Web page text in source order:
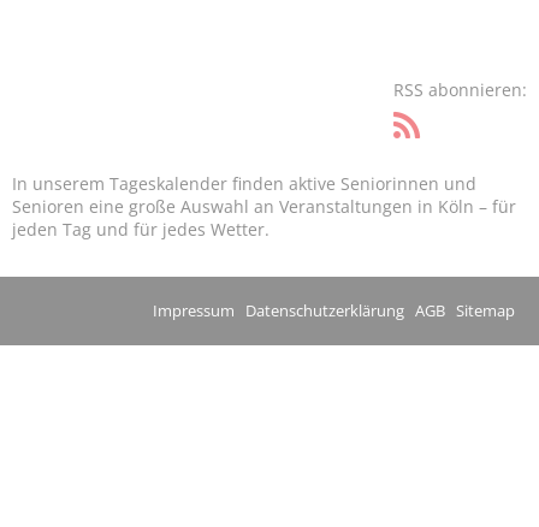
RSS abonnieren:
In unserem Tageskalender finden aktive Seniorinnen und
Senioren eine große Auswahl an Veranstaltungen in Köln – für
jeden Tag und für jedes Wetter.
Impressum Datenschutzerklärung AGB Sitemap